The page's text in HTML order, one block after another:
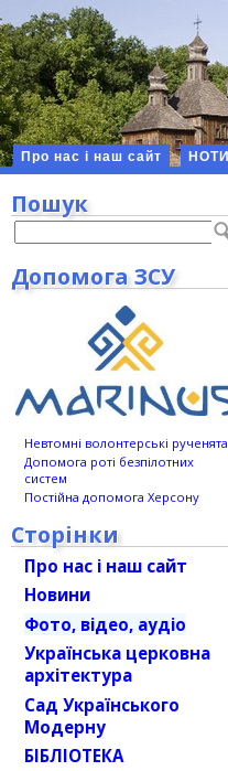
Про нас і наш сайт НОТИ
Пошук
Допомога ЗСУ
Невтомні волонтерські рученята
Допомога роті безпілотних
систем
Постійна допомога Херсону
Сторінки
Про нас і наш сайт
Новини
Фото, відео, аудіо
Українська церковна
архітектура
Сад Українського
Модерну
БІБЛІОТЕКА